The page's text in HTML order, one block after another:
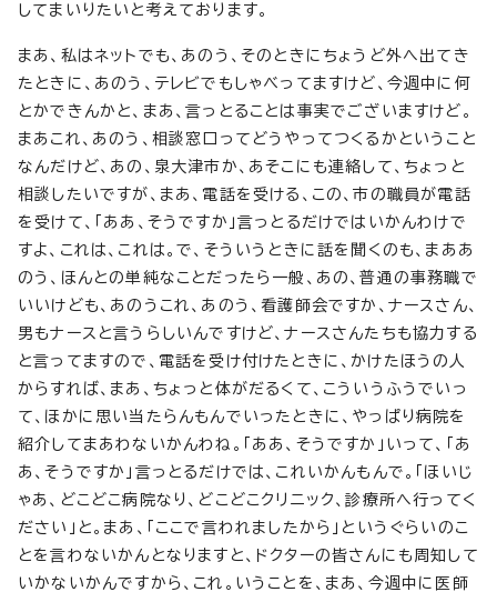
してまいりたいと考えております。
まあ、私はネットでも、あのう、そのときにちょうど外へ出てき
たときに、あのう、テレビでもしゃべってますけど、今週中に何
とかできんかと、まあ、言っとることは事実でございますけど。
まあこれ、あのう、相談窓口ってどうやってつくるかということ
なんだけど、あの、泉大津市か、あそこにも連絡して、ちょっと
相談したいですが、まあ、電話を受ける、この、市の職員が電話
を受けて、「ああ、そうですか」言っとるだけではいかんわけで
すよ、これは、これは。で、そういうときに話を聞くのも、まああ
のう、ほんとの単純なことだったら一般、あの、普通の事務職で
いいけども、あのうこれ、あのう、看護師会ですか、ナースさん、
男もナースと言うらしいんですけど、ナースさんたちも協力する
と言ってますので、電話を受け付けたときに、かけたほうの人
からすれば、まあ、ちょっと体がだるくて、こういうふうでいっ
て、ほかに思い当たらんもんでいったときに、やっぱり病院を
紹介してまあわないかんわね。「ああ、そうですか」いって、「あ
あ、そうですか」言っとるだけでは、これいかんもんで。「ほいじ
ゃあ、どこどこ病院なり、どこどこクリニック、診療所へ行ってく
ださい」と。まあ、「ここで言われましたから」というぐらいのこ
とを言わないかんとなりますと、ドクターの皆さんにも周知して
いかないかんですから、これ。いうことを、まあ、今週中に医師